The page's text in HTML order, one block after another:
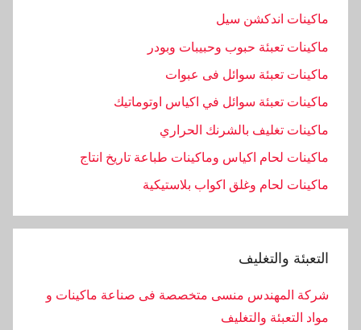
ماكينات اندكشن سيل
ماكينات تعبئة حبوب وحبيبات وبودر
ماكينات تعبئة سوائل فى عبوات
ماكينات تعبئة سوائل في اكياس اوتوماتيك
ماكينات تغليف بالشرنك الحراري
ماكينات لحام اكياس وماكينات طباعة تاريخ انتاج
ماكينات لحام وغلق اكواب بلاستيكية
التعبئة والتغليف
شركة المهندس منسى متخصصة فى صناعة ماكينات و
مواد التعبئة والتغليف